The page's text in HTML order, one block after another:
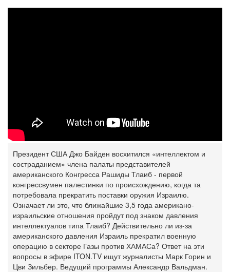
Президент США Джо Байден восхитился «интеллектом и
состраданием» члена палаты представителей
американского Конгресса Рашиды Тлаиб - первой
конгрессвумен палестинки по происхождению, когда та
потребовала прекратить поставки оружия Израилю.
Означает ли это, что ближайшие 3,5 года американо-
израильские отношения пройдут под знаком давления
интеллектуалов типа Тлаиб? Действительно ли из-за
американского давления Израиль прекратил военную
операцию в секторе Газы против ХАМАСа? Ответ на эти
вопросы в эфире ITON.TV ищут журналисты Марк Горин и
Цви Зильбер. Ведущий программы Александр Вальдман.